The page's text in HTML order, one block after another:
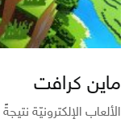
ماين كرافت
الألعاب الإلكترونيّة